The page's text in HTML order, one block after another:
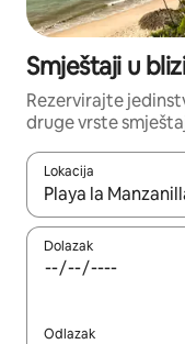
Smještaji u
Rezervirajte
druge vrste
Lokacija
Kada budu
Dolazak
Odlazak